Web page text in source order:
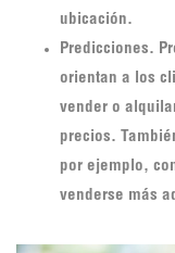
ubicación.
Predicciones.
orientan a los
vender o
precios.
por ejemplo,
venderse más